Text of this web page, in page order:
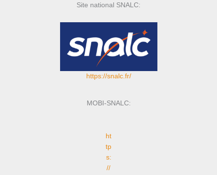
Site national SNALC:
https://snalc.fr/
MOBI-SNALC:
ht
tp
s:
//